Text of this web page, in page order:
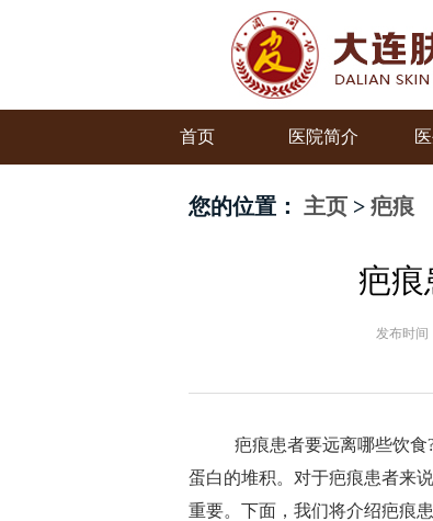
首页 医院简介
您的位置： 主页 > 疤痕
疤痕
发布时间
疤痕患者要远离哪些饮食?
蛋白的堆积。对于疤痕患者来
重要。下面，我们将介绍疤痕